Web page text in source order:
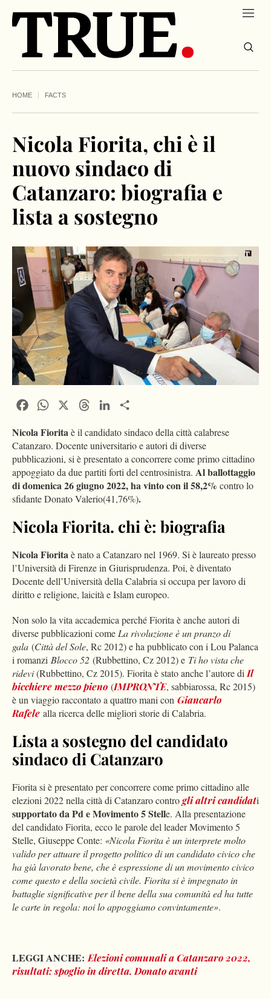
HOME FACTS
Nicola Fiorita, chi è il
nuovo sindaco di
Catanzaro: biografia e
lista a sostegno
FacebookWhatsApp ThreadsLinkedIn
Nicola Fioritaè il candidato sindaco della città calabrese
Catanzaro. Docente universitario e autori di diverse
pubblicazioni, si è presentato a concorrere come primo cittadino
appoggiato da due partiti forti del centrosinistra. Al ballottaggio
di domenica 26 giugno 2022, ha vinto con il58,2% contro lo
sfidante Donato Valerio(41,76%).
Nicola Fiorita. chi è: biografia
Nicola Fioritaè nato a Catanzaro nel 1969. Si è laureato presso
l’Università di Firenze in Giurisprudenza. Poi, è diventato
Docente dell’Università della Calabria si occupa per lavoro di
diritto e religione, laicità e Islam europeo.
Non solo la vita accademica perché Fiorita è anche autori di
diverse pubblicazioni comeLa rivoluzione è un pranzo di
gala (Città del Sole, Rc 2012) e ha pubblicato con i Lou Palanca
i romanzi Blocco 52 (Rubbettino, Cz 2012) e Ti ho vista che
ridevi(Rubbettino, Cz 2015). Fiorita è stato anche l’autore diIl
bicchiere mezzo pieno (IMPRONTE, sabbiarossa, Rc 2015)
è un viaggio raccontato a quattro mani con Giancarlo
Rafele alla ricerca delle migliori storie di Calabria.
Lista a sostegno del candidato
sindaco di Catanzaro
Fiorita si è presentato per concorrere come primo cittadino alle
elezioni 2022 nella città di Catanzaro controgli altri candidati
supportato da Pd e Movimento 5 Stelle. Alla presentazione
del candidato Fiorita, ecco le parole del leader Movimento 5
Stelle, Giuseppe Conte: «Nicola Fiorita è un interprete molto
valido per attuare il progetto politico di un candidato civico che
ha già lavorato bene, che è espressione di un movimento civico
come questo e della società civile. Fiorita si è impegnato in
battaglie significative per il bene della sua comunità ed ha tutte
le carte in regola: noi lo appoggiamo convintamente».
LEGGI ANCHE: Elezioni comunali a Catanzaro 2022,
risultati: spoglio in diretta. Donato avanti